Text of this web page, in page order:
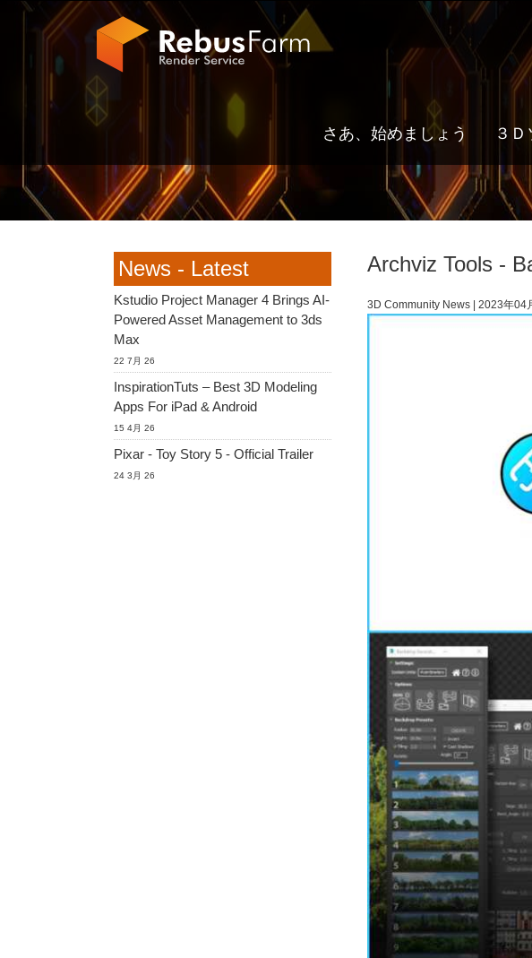
さあ、始めましょう ３
Archviz Tools -
3D Community News | 2023年04
News - Latest
Kstudio Project Manager 4 Brings AI-
Powered Asset Management to 3ds
Max
22 7月 26
InspirationTuts – Best 3D Modeling
Apps For iPad & Android
15 4月 26
Pixar - Toy Story 5 - Official Trailer
24 3月 26